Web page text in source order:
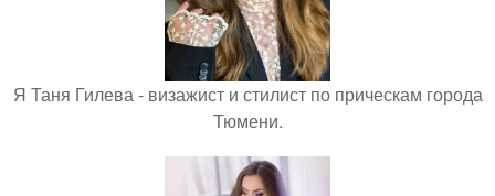
Я Таня Гилева - визажист и стилист по прическам города
Тюмени.